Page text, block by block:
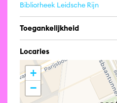
Bibliotheek Leidsche Rijn
Toegankelijkheid
Locaties
+
−